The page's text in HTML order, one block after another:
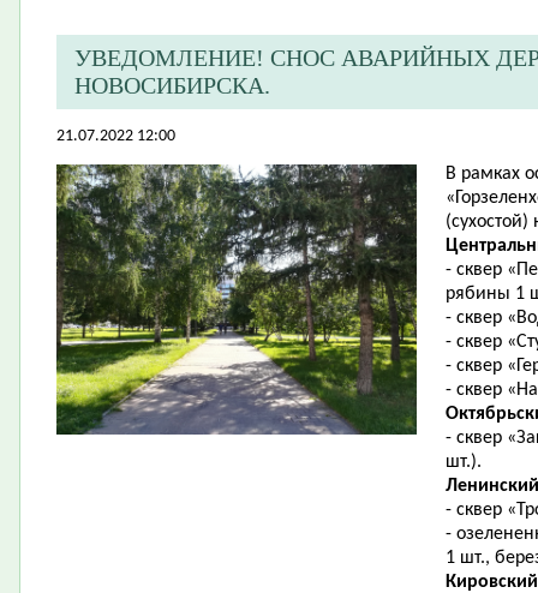
​УВЕДОМЛЕНИЕ! СНОС АВАРИЙНЫХ
НОВОСИБИРСКА.
21.07.2022 12:00
В рамках
- сквер
рябины 1
- сквер
- сквер
- сквер
- сквер
- сквер
шт.).
- сквер
-
1 шт.,